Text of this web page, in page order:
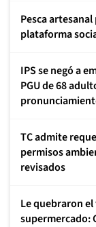
Pesca
plataforma
IPS se negó a
PGU de 68
TC admite
permisos
revisados
Le quebraron
supermercado: